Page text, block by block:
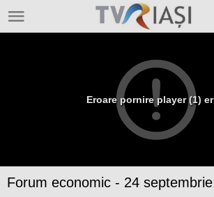
Eroare pornire player (1)
Forum economic - 24